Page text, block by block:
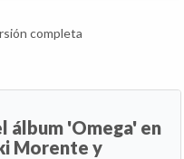
completa
álbum 'Omega' en
Morente y